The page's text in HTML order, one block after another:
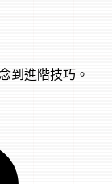
到進階技巧。